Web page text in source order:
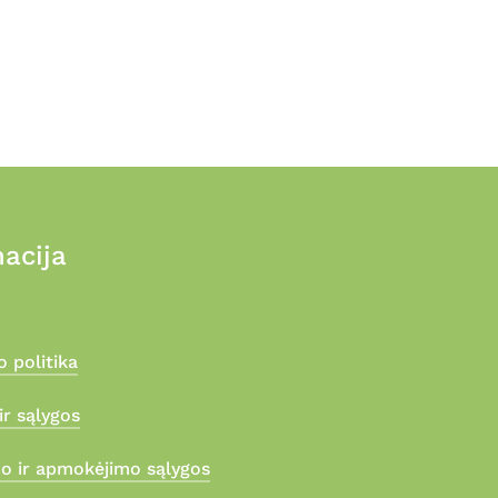
politika
sąlygos
ir apmokėjimo sąlygos